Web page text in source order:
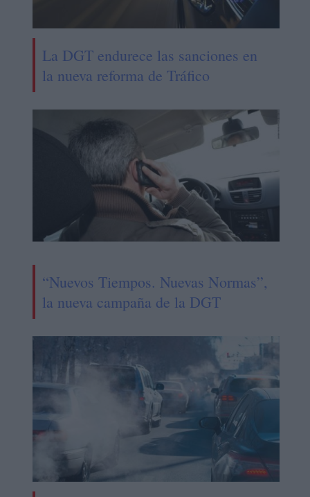
La DGT endurece las sanciones en
la nueva reforma de Tráfico
“Nuevos Tiempos. Nuevas Normas”,
la nueva campaña de la DGT